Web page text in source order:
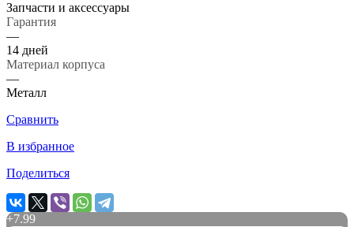
Запчасти и аксессуары
Гарантия
—
14 дней
Материал корпуса
—
Металл
Сравнить
В избранное
Поделиться
+7.99